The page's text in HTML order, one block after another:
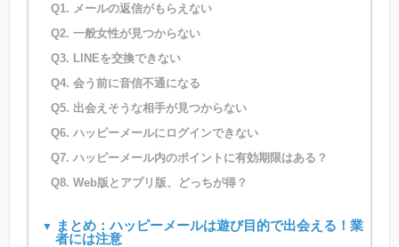
Q1. メールの返信がもらえない
Q2. 一般女性が見つからない
Q3. LINEを交換できない
Q4. 会う前に音信不通になる
Q5. 出会えそうな相手が見つからない
Q6. ハッピーメールにログインできない
Q7. ハッピーメール内のポイントに有効期限はある？
Q8. Web版とアプリ版、どっちが得？
まとめ：ハッピーメールは遊び目的で出会える！業
者には注意